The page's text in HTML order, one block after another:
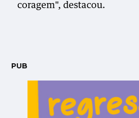
coragem", destacou.
PUB